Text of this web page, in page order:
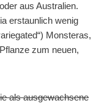
aus Australien.
erstaunlich wenig
Monsteras,
zum neuen,
als ausgewachsene